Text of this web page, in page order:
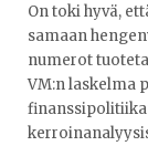
On toki hyvä,
samaan
numerot
VM:n laskelma